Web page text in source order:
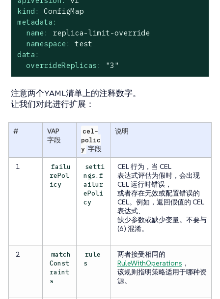
kind:
ConfigMap
metadata:
name:
replica-limit-override
namespace:
test
data:
overrideReplicas:
"3"
注意两个YAML清单上的注释数字。
让我们对此进行扩展：
#
VAP
字段
cel-
polic
y 字段
说明
1
failu
rePol
icy
setti
ngs.f
ailur
ePoli
cy
CEL 行为，当 CEL
表达式评估为假时，会出现
CEL 运行时错误，
或者存在无效或配置错误的
CEL。例如，返回假值的 CEL
表达式、
缺少参数或缺少变量。不要与
(6) 混淆。
2
match
Const
raint
s
rule
s
两者接受相同的
RuleWithOperations ，
该规则指明策略适用于哪种资
源。